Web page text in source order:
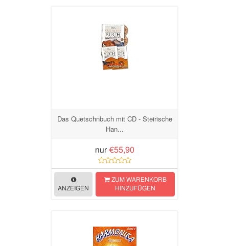
Das Quetschnbuch mit CD - Steirische
Han...
nur €55,90
ANZEIGEN
ZUM WARENKORB
HINZUFÜGEN